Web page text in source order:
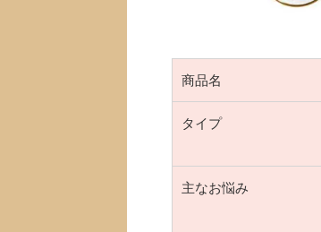
商品名
タイプ
主なお悩み